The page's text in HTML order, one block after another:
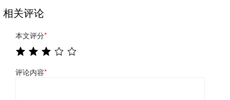
相关评论
本文评分*
评论内容*